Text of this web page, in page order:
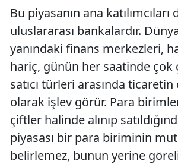
Bu piyasanın ana
uluslararası bankalardır.
yanındaki finans merkezleri,
hariç, günün her saatinde çok
satıcı türleri arasında ticaretin
olarak işlev görür. Para
çiftler halinde alınıp
piyasası bir para biriminin
belirlemez, bunun yerine